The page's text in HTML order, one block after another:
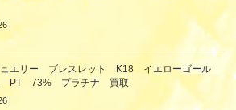
エリー ブレスレット K18 イエローゴール
PT 73% プラチナ 買取